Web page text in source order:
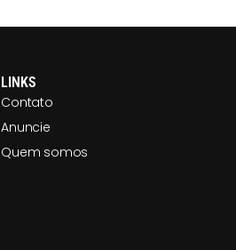
LINKS
Contato
Anuncie
Quem somos